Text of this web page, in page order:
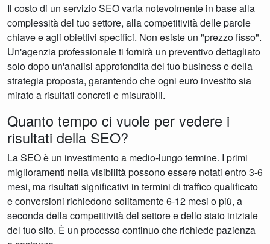
Il costo di un servizio SEO varia notevolmente in base alla
complessità del tuo settore, alla competitività delle parole
chiave e agli obiettivi specifici. Non esiste un "prezzo fisso".
Un'agenzia professionale ti fornirà un preventivo dettagliato
solo dopo un'analisi approfondita del tuo business e della
strategia proposta, garantendo che ogni euro investito sia
mirato a risultati concreti e misurabili.
Quanto tempo ci vuole per vedere i
risultati della SEO?
La SEO è un investimento a medio-lungo termine. I primi
miglioramenti nella visibilità possono essere notati entro 3-6
mesi, ma risultati significativi in termini di traffico qualificato
e conversioni richiedono solitamente 6-12 mesi o più, a
seconda della competitività del settore e dello stato iniziale
del tuo sito. È un processo continuo che richiede pazienza